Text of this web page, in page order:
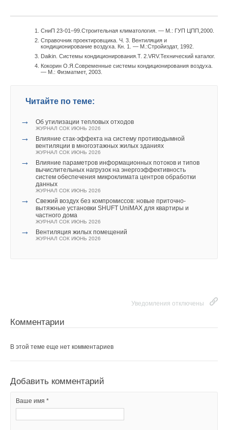
СниП 23-01–99.Строительная климатология. — М.: ГУП ЦПП,2000.
Справочник проектировщика. Ч. 3. Вентиляция и
кондиционирование воздуха. Кн. 1. — М.:Стройиздат, 1992.
Daikin. Системы кондиционирования.Т. 2.VRV.Технический каталог.
Кокорин О.Я.Современные системы кондиционирования воздуха.
— М.: Физматмет, 2003.
Читайте по теме:
→ Об утилизации тепловых отходов
ЖУРНАЛ СОК ИЮНЬ 2026
→
Влияние стак‑эффекта на систему противодымной
вентиляции в многоэтажных жилых зданиях
ЖУРНАЛ СОК ИЮНЬ 2026
→
Влияние параметров информационных потоков и типов
вычислительных нагрузок на энергоэффективность
систем обеспечения микроклимата центров обработки
данных
ЖУРНАЛ СОК ИЮНЬ 2026
→
Свежий воздух без компромиссов: новые приточно-
вытяжные установки SHUFT UniMAX для квартиры и
частного дома
ЖУРНАЛ СОК ИЮНЬ 2026
→ Вентиляция жилых помещений
ЖУРНАЛ СОК ИЮНЬ 2026
Уведомления отключены
Комментарии
В этой теме еще нет комментариев
Добавить комментарий
Ваше имя *